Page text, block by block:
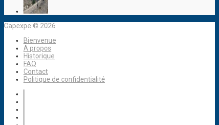
Capexpe © 2026
Bienvenue
A propos
Historique
FAQ
Contact
Politique de confidentialité